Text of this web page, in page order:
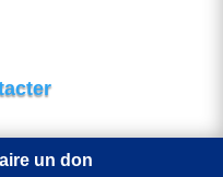
un don